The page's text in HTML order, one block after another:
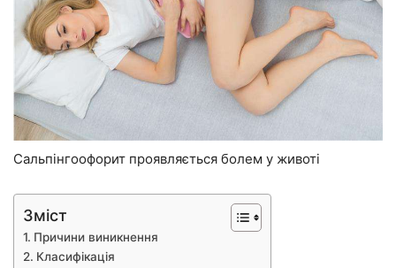
Сальпінгоофорит проявляється болем у животі
Зміст
Причини виникнення
Класифікація